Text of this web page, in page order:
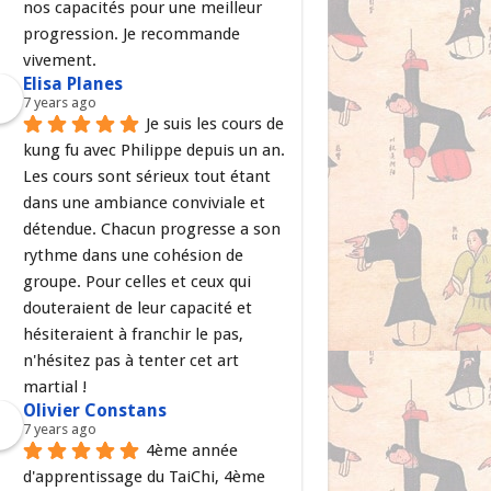
nos capacités pour une meilleur
progression. Je recommande
vivement.
Elisa Planes
7 years ago
Je suis les cours de
kung fu avec Philippe depuis un an.
Les cours sont sérieux tout étant
dans une ambiance conviviale et
détendue. Chacun progresse a son
rythme dans une cohésion de
groupe. Pour celles et ceux qui
douteraient de leur capacité et
hésiteraient à franchir le pas,
n'hésitez pas à tenter cet art
martial !
Olivier Constans
7 years ago
4ème année
d'apprentissage du TaiChi, 4ème